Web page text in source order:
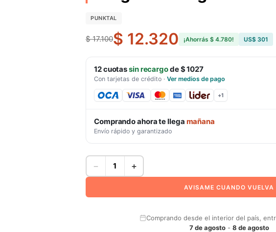
PUNKTAL
$ 17.100$ 12.320 ¡Ahorrás $ 4.780! US$ 301
12cuotassin recargode$ 1027
Con tarjetas de crédito · Ver medios de pago
+1
Comprando ahora te llega mañana
Envío rápido y garantizado
− +
AVISAME CUANDO VUELVA
Comprando desde el interior del país,
7 de agosto- 8 de agosto